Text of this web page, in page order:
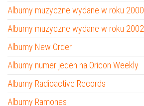
Albumy muzyczne wydane w roku 2000
Albumy muzyczne wydane w roku 2002
Albumy New Order
Albumy numer jeden na Oricon Weekly
Albumy Radioactive Records
Albumy Ramones